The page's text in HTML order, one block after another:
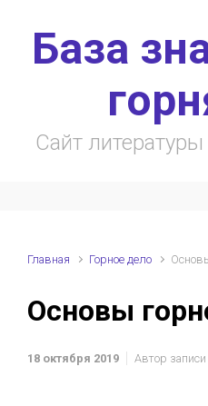
База
Сайт
Главная Горное дело
Основы
18 октября 2019 Автор записи